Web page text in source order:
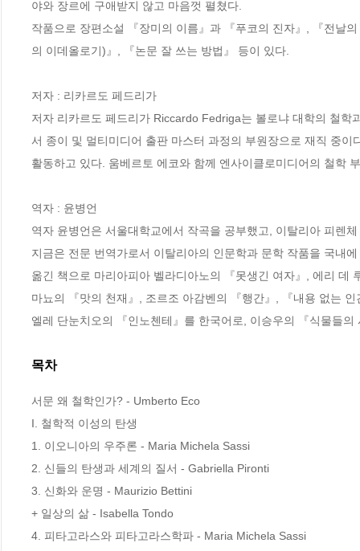
야와 장르에 구애받지 않고 마음껏 펼쳤다.
작품으로 장편소설 『장미의 이름』과 『푸코의 진자』, 『전날
의 이데올로기)』, 『논문 잘 쓰는 방법』 등이 있다.
저자 : 리카르도 페드리가
저자 리카르도 페드리가 Riccardo Fedriga는 볼로냐 대학의 철
서 종이 및 멀티미디어 출판 마스터 과정의 부원장으로 재직 중
활동하고 있다. 움베르토 에코와 함께 엔사이클로미디어의 철학
역자 : 윤병언
역자 윤병언은 서울대학교에서 작곡을 공부했고, 이탈리아 피렌
지금은 전문 번역가로서 이탈리아의 인문학과 문학 작품을 국내
옮긴 책으로 마리아피아 벨라디아노의 『못생긴 여자』, 에리 데
마뇨의 『맛의 천재』, 조르조 아감벤의 『행간』, 『내용 없는
엘레 단눈치오의 『인노첸테』를 한국어로, 이승우의 『식물들
목차
서문 왜 철학인가? - Umberto Eco
I. 철학적 이성의 탄생
1. 이오니아의 우주론 - Maria Michela Sassi
2. 신들의 탄생과 세계의 질서 - Gabriella Pironti
3. 신화와 운명 - Maurizio Bettini
+ 일상의 삶 - Isabella Tondo
4. 피타고라스와 피타고라스학파 - Maria Michela Sassi